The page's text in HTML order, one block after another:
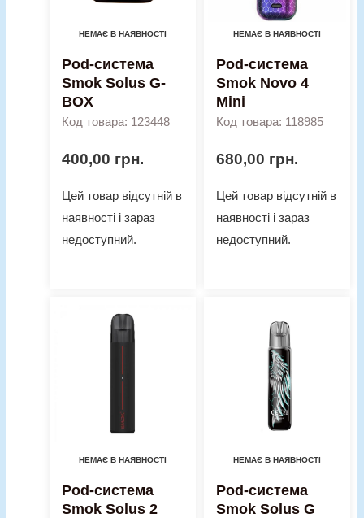
НЕМАЄ В НАЯВНОСТІ
Pod-система
Smok Solus G-
BOX
Код товара: 123448
400,00 грн.
Цей товар відсутній в
наявності і зараз
недоступний.
НЕМАЄ В НАЯВНОСТІ
Pod-система
Smok Novo 4
Mini
Код товара: 118985
680,00 грн.
Цей товар відсутній в
наявності і зараз
недоступний.
НЕМАЄ В НАЯВНОСТІ
Pod-система
Smok Solus 2
НЕМАЄ В НАЯВНОСТІ
Pod-система
Smok Solus G